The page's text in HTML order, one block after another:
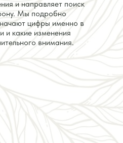
и направляет поиск
Мы подробно
цифры именно в
и какие изменения
внимания.